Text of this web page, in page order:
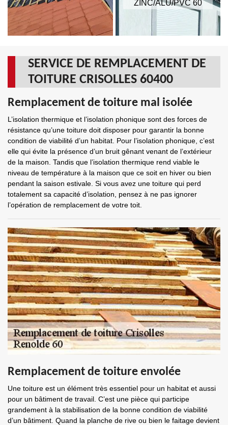
ZINC/ALU/PVC 60
SERVICE DE REMPLACEMENT DE
TOITURE CRISOLLES 60400
Remplacement de toiture mal isolée
L’isolation thermique et l’isolation phonique sont des forces de
résistance qu’une toiture doit disposer pour garantir la bonne
condition de viabilité d’un habitat. Pour l’isolation phonique, c’est
elle qui évite la présence d’un bruit gênant venant de l’extérieur
de la maison. Tandis que l’isolation thermique rend viable le
niveau de température à la maison que ce soit en hiver ou bien
pendant la saison estivale. Si vous avez une toiture qui perd
totalement sa capacité d’isolation, pensez à ne pas ignorer
l’opération de remplacement de votre toit.
Remplacement de toiture envolée
Une toiture est un élément très essentiel pour un habitat et aussi
pour un bâtiment de travail. C’est une pièce qui participe
grandement à la stabilisation de la bonne condition de viabilité
d’un bâtiment. Quand la planche de rive ou bien le faitage devient